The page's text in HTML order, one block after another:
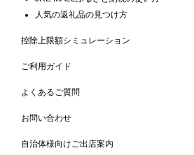
人気の返礼品の見つけ方
控除上限額シミュレーション
ご利用ガイド
よくあるご質問
お問い合わせ
自治体様向けご出店案内